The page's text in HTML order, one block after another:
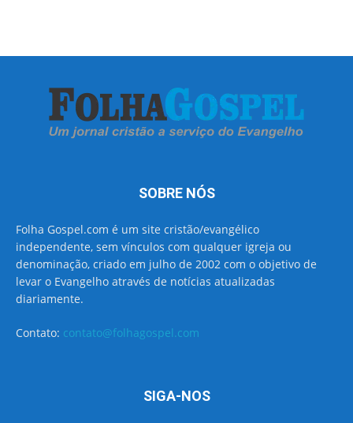
SOBRE NÓS
Folha Gospel.com é um site cristão/evangélico
independente, sem vínculos com qualquer igreja ou
denominação, criado em julho de 2002 com o objetivo de
levar o Evangelho através de notícias atualizadas
diariamente.
Contato: contato@folhagospel.com
SIGA-NOS